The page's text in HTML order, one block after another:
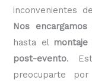
inconvenientes
Nos
hasta el
post-evento.
preocuparte